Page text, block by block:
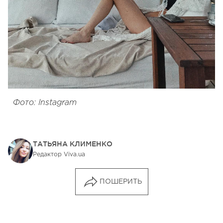
Фото: Instagram
ТАТЬЯНА КЛИМЕНКО
Редактор Viva.ua
ПОШЕРИТЬ